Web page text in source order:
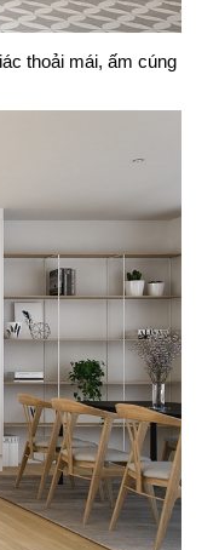
thoải mái, ấm cúng